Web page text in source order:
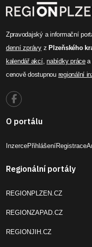
Zpravodajský a informační
denní zprávyz Plzeňského
kalendář akcí,nabídky prácea
cenově dostupnou regionální
O portálu
InzercePřihlášeníRegistrace
Regionální portály
REGIONPLZEN.CZ
REGIONZAPAD.CZ
REGIONJIH.CZ